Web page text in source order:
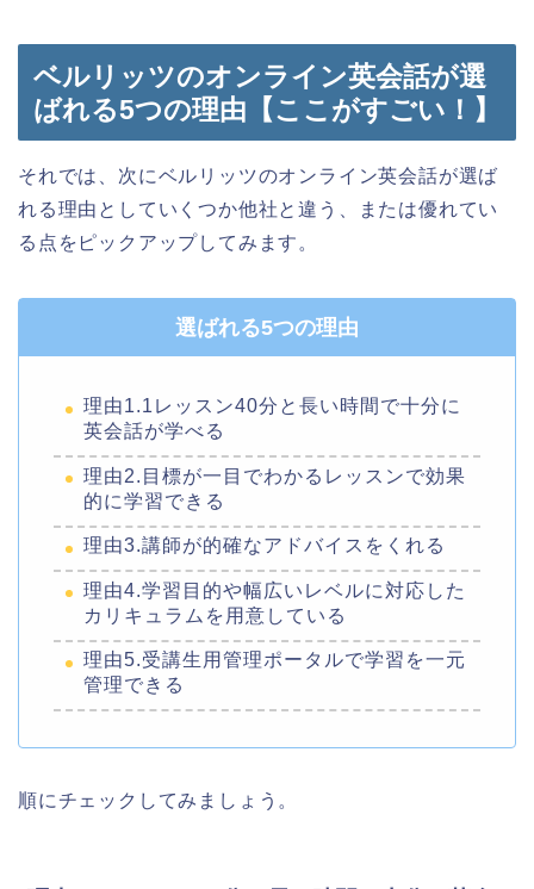
ベルリッツのオンライン英会話が選
ばれる5つの理由【ここがすごい！】
それでは、次にベルリッツのオンライン英会話が選ば
れる理由としていくつか他社と違う、または優れてい
る点をピックアップしてみます。
選ばれる5つの理由
理由1.1レッスン40分と長い時間で十分に
英会話が学べる
理由2.目標が一目でわかるレッスンで効果
的に学習できる
理由3.講師が的確なアドバイスをくれる
理由4.学習目的や幅広いレベルに対応した
カリキュラムを用意している
理由5.受講生用管理ポータルで学習を一元
管理できる
順にチェックしてみましょう。